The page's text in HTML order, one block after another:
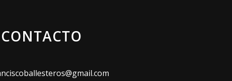
CONTACTO